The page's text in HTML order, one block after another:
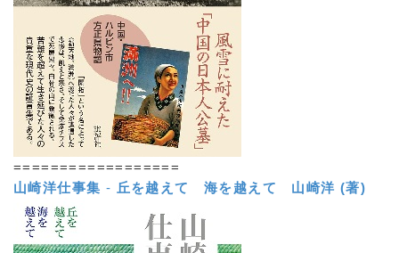
==================
山崎洋仕事集 - 丘を越えて 海を越えて 山崎洋 (著)